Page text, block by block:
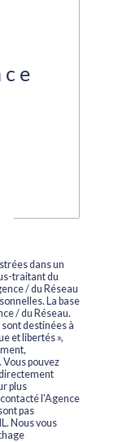
dans un
traitant du
/ du Réseau
La base
/ du Réseau.
destinées à
et libertés »,
Vous pouvez
plus
l'Agence
pas
Nous vous